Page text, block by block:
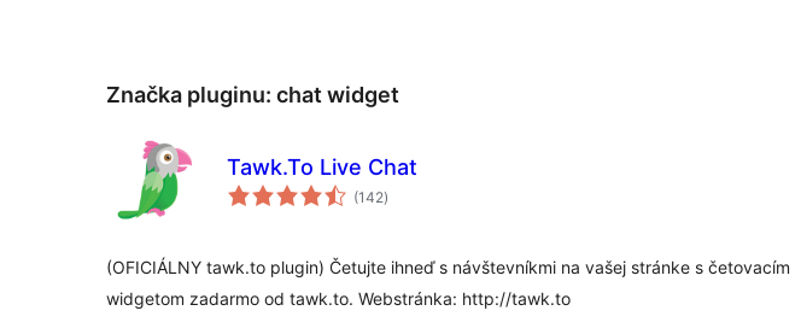
Značka pluginu: chat widget
Tawk.To Live Chat
(142celkové
hodnotenie
)
(OFICIÁLNY tawk.to plugin) Četujte ihneď s návštevníkmi na vašej stránke s četovacím
widgetom zadarmo od tawk.to. Webstránka: http://tawk.to